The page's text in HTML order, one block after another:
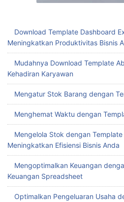
Download Template Dashboard
Meningkatkan Produktivitas Bisnis
Mudahnya Download Template
Kehadiran Karyawan
Mengatur Stok Barang dengan
Menghemat Waktu dengan
Mengelola Stok dengan
Meningkatkan Efisiensi Bisnis Anda
Mengoptimalkan Keuangan
Keuangan Spreadsheet
Optimalkan Pengeluaran Usaha